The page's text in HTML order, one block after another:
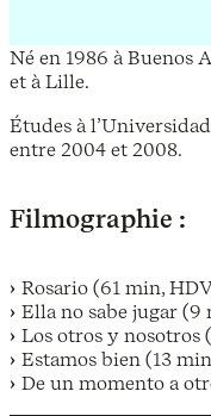
Né en 1986 à Buenos
et à Lille.
Études à
entre 2004 et 2008.
Filmographie :
Rosario (61 min,
Ella no sabe jugar (9
Los otros y nosotros
Estamos bien (13
De un momento a